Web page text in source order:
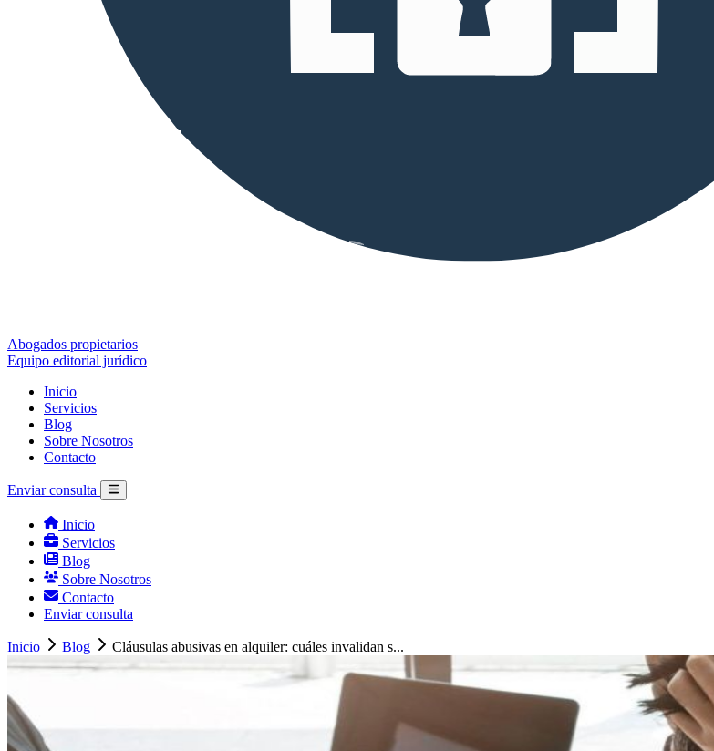
Abogados propietarios
Equipo editorial jurídico
Inicio
Servicios
Blog
Sobre Nosotros
Contacto
Enviar consulta
Inicio
Servicios
Blog
Sobre Nosotros
Contacto
Enviar consulta
Inicio Blog Cláusulas abusivas en alquiler: cuáles invalidan s...